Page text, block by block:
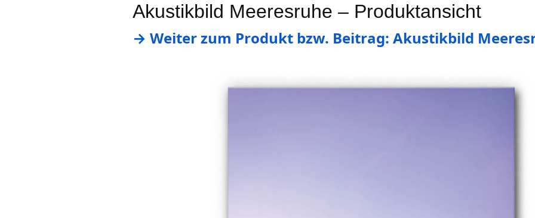
Akustikbild Meeresruhe – Produktansicht
→ Weiter zum Produkt bzw. Beitrag: Akustikbild